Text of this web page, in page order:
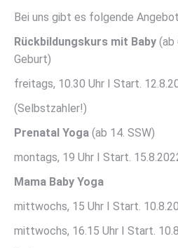
Bei uns gibt es folgende
Rückbildungskurs mit Baby (ab
Geburt)
freitags, 10.30 Uhr I Start.
(Selbstzahler!)
Prenatal Yoga (ab 14. SSW)
montags, 19 Uhr I Start.
Mama Baby Yoga
mittwochs, 15 Uhr I Start.
mittwochs, 16.15 Uhr I Start.